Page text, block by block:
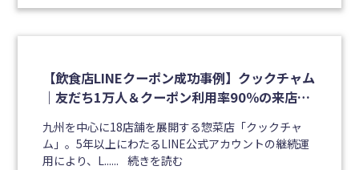
【飲食店LINEクーポン成功事例】クックチャム
｜友だち1万人＆クーポン利用率90％の来店促
九州を中心に18店舗を展開する惣菜店「クックチャ
ム」。5年以上にわたるLINE公式アカウントの継続運
用により、L...... 続きを読む